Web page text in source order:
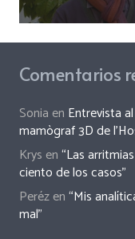
Comentarios
Sonia en Entrevista
mamògraf 3D de
Krys en“Las
ciento de los casos”
Perézen“Mis
mal”